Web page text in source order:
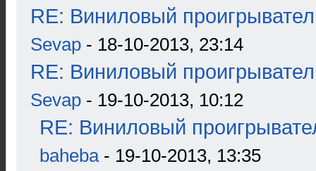
RE: Виниловый
Sevap - 18-10-2013, 23:14
RE: Виниловый
Sevap - 19-10-2013, 10:12
RE: Виниловый
baheba- 19-10-2013, 13:35